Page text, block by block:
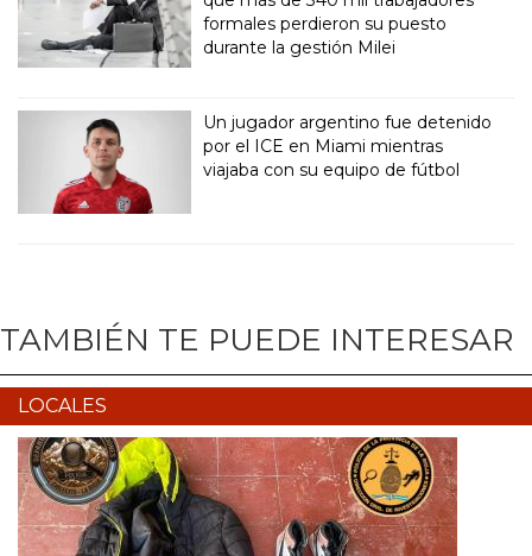
formales perdieron su puesto
durante la gestión Milei
Un jugador argentino fue detenido
por el ICE en Miami mientras
viajaba con su equipo de fútbol
TAMBIÉN TE PUEDE INTERESAR
LOCALES